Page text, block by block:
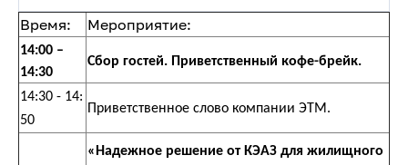
Время: Мероприятие:
14:00 –
14:30
Сбор гостей. Приветственный кофе-брейк.
14:30 - 14:
50
Приветственное слово компании ЭТМ.
«Надежное решение от КЭАЗ для жилищного